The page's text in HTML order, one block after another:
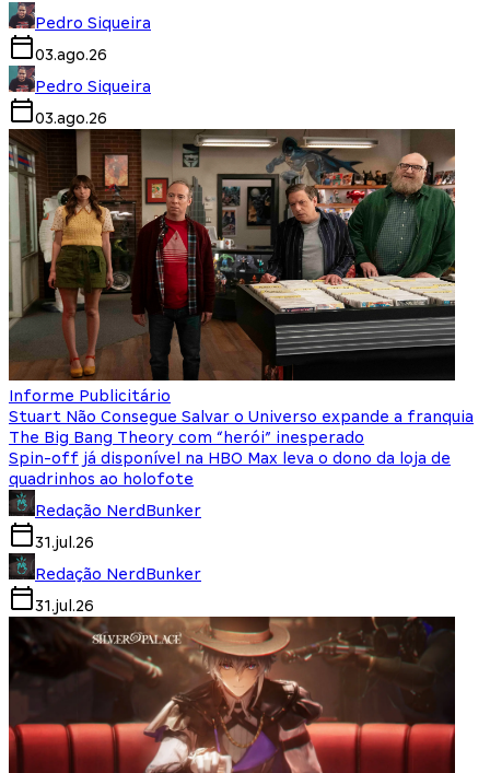
Pedro Siqueira
03.ago.26
Pedro Siqueira
03.ago.26
Informe Publicitário
Stuart Não Consegue Salvar o Universo expande a franquia
The Big Bang Theory com “herói” inesperado
Spin-off já disponível na HBO Max leva o dono da loja de
quadrinhos ao holofote
Redação NerdBunker
31.jul.26
Redação NerdBunker
31.jul.26